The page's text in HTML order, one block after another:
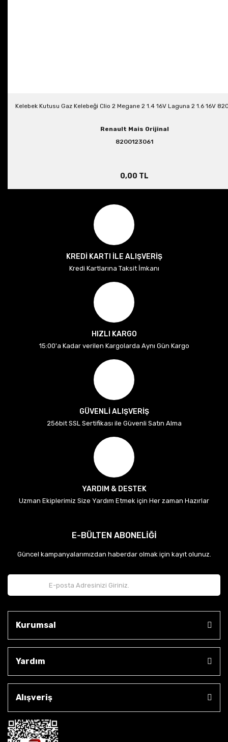
Kelebek Kutusu Gaz Kelebeği Clio 2 Megane 2 1.4 16V Laguna 2 1.6 16V
Renault Mais Orijinal
8200123061
0,00 TL
KREDİ KARTI İLE ALIŞVERİŞ
Kredi Kartlarına Taksit İmkanı
HIZLI KARGO
15:00'a Kadar verilen Kargolarda Aynı Gün Kargo
GÜVENLİ ALIŞVERİŞ
256bit SSL Sertifikası ile Güvenli Satın Alma
YARDIM & DESTEK
Uzman Ekiplerimiz Size Yardım Etmek için Her zaman Hazırlar
E-BÜLTEN ABONELİĞİ
Güncel kampanyalarımızdan haberdar olmak için kayıt olunuz.
Kurumsal
Yardım
Alışveriş